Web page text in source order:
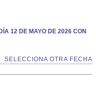
12 DE MAYO DE 2026 CON
SELECCIONA OTRA FECHA